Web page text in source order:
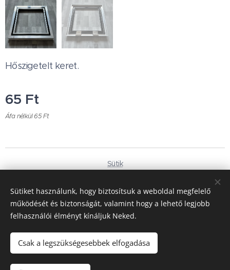
Hőszigetelt keret.
65 Ft
Áfa nélkül 65 Ft
Sütik
Magyar
Deutsch
Pénznem
HUF Ft
EUR €
Sütiket használunk, hogy biztosítsuk a weboldal megfelelő
működését és biztonságát, valamint hogy a lehető legjobb
felhasználói élményt kínáljuk Neked.
Csak a legszükségesebbek elfogadása